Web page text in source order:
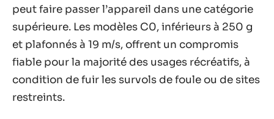
peut faire passer l’appareil dans une catégorie
supérieure. Les modèles C0, inférieurs à 250 g
et plafonnés à 19 m/s, offrent un compromis
fiable pour la majorité des usages récréatifs, à
condition de fuir les survols de foule ou de sites
restreints.